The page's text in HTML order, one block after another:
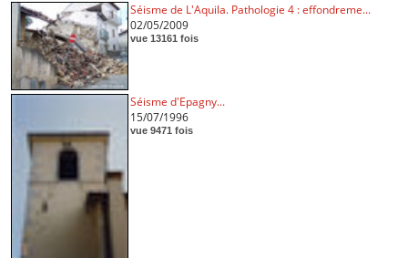
Séisme de L'Aquila. Pathologie 4 : effondreme...
02/05/2009
vue 13161 fois
Séisme d'Epagny...
15/07/1996
vue 9471 fois